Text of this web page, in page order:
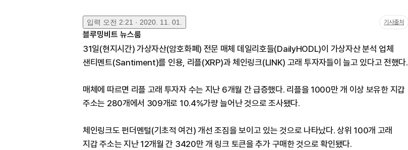
입력 오전 2:21 · 2020. 11. 01. 기사출처
블루밍비트 뉴스룸
31일(현지시간) 가상자산(암호화폐) 전문 매체 데일리호들(DailyHODL)이 가상자산 분석 업체
샌티멘트(Santiment)를 인용, 리플(XRP)과 체인링크(LINK) 고래 투자자들이 늘고 있다고 전했다.
매체에 따르면 리플 고래 투자자 수는 지난 6개월 간 급증했다. 리플을 1000만 개 이상 보유한 지갑
주소는 280개에서 309개로 10.4%가량 늘어난 것으로 조사됐다.
체인링크도 펀더멘털(기초적 여건) 개선 조짐을 보이고 있는 것으로 나타났다. 상위 100개 고래
지갑 주소는 지난 12개월 간 3420만 개 링크 토큰을 추가 구매한 것으로 확인됐다.